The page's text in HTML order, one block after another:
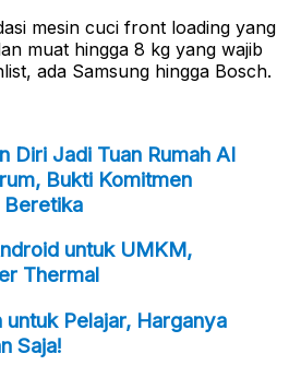
mesin cuci front loading yang
muat hingga 8 kg yang wajib
ada Samsung hingga Bosch.
Diri Jadi Tuan Rumah AI
Bukti Komitmen
Beretika
untuk UMKM,
Thermal
Pelajar, Harganya
Saja!